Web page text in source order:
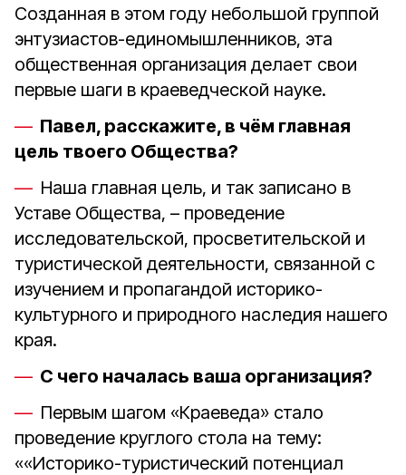
Созданная в этом году небольшой группой
энтузиастов-единомышленников, эта
общественная организация делает свои
первые шаги в краеведческой науке.
Павел, расскажите, в чём главная
цель твоего Общества?
Наша главная цель, и так записано в
Уставе Общества, – проведение
исследовательской, просветительской и
туристической деятельности, связанной с
изучением и пропагандой историко-
культурного и природного наследия нашего
края.
С чего началась ваша организация?
Первым шагом «Краеведа» стало
проведение круглого стола на тему:
««Историко-туристический потенциал